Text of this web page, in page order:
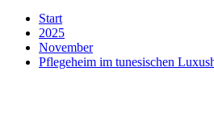
Start
2025
November
Pflegeheim im tunesischen